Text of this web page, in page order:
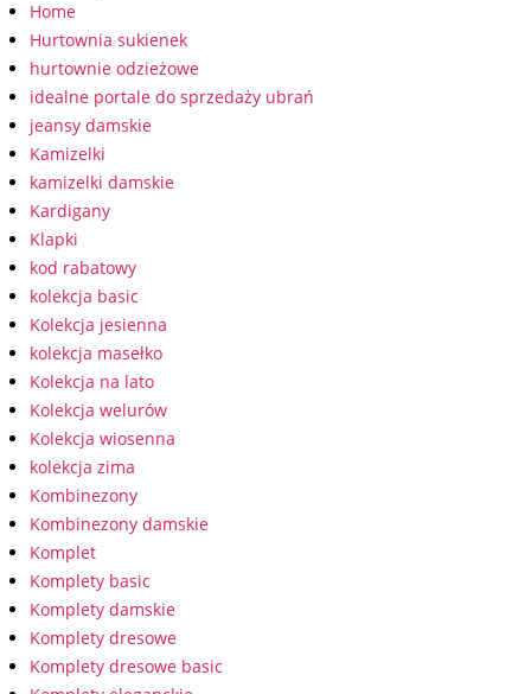
Home
Hurtownia sukienek
hurtownie odzieżowe
idealne portale do sprzedaży ubrań
jeansy damskie
Kamizelki
kamizelki damskie
Kardigany
Klapki
kod rabatowy
kolekcja basic
Kolekcja jesienna
kolekcja masełko
Kolekcja na lato
Kolekcja welurów
Kolekcja wiosenna
kolekcja zima
Kombinezony
Kombinezony damskie
Komplet
Komplety basic
Komplety damskie
Komplety dresowe
Komplety dresowe basic